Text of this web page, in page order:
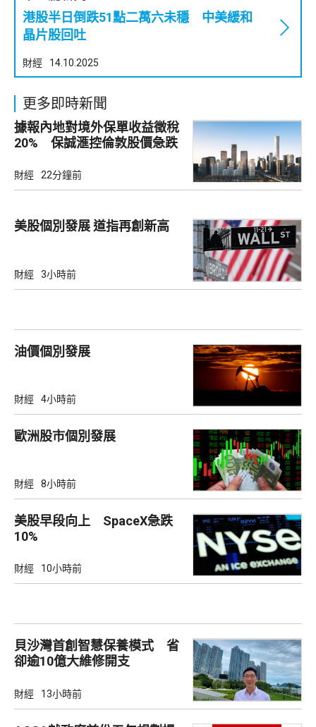
港股半日倒跌51點二萬六未穩 中美緩和
晶片股回吐
財經 14.10.2025
更多即時新聞
據報內地對境外保單收益徵稅
20% 保誠滙控倫敦股價急跌
財經 22分鐘前
美股個別發展 道指再創新高
財經 3小時前
油價個別發展
財經 4小時前
歐洲股市個別發展
財經 8小時前
美股早段向上 SpaceX急跌
10%
財經 10小時前
貝沙灣首創智慧保養模式 省
卻逾10億大維修開支
財經 13小時前